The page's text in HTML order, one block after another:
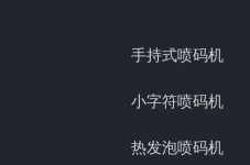
手持式喷码机
小字符喷码机
热发泡喷码机